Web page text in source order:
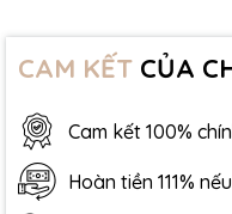
CAM KẾT CỦA
Cam kết 100%
Hoàn tiền 111%